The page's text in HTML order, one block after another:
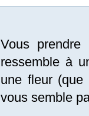
Vous
ressemble à
une fleur
vous semble